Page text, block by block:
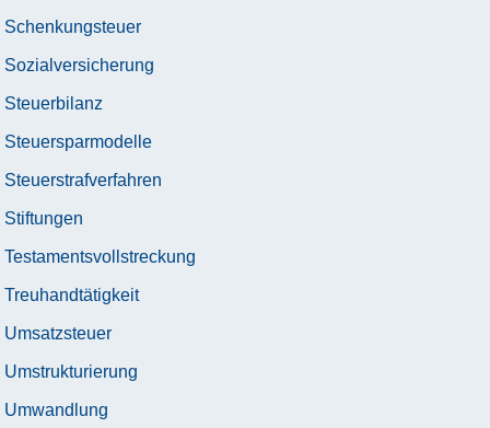
Schenkungsteuer
Sozialversicherung
Steuerbilanz
Steuersparmodelle
Steuerstrafverfahren
Stiftungen
Testamentsvollstreckung
Treuhandtätigkeit
Umsatzsteuer
Umstrukturierung
Umwandlung